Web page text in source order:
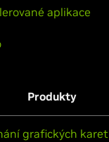
aplikace
Produkty
grafických karet